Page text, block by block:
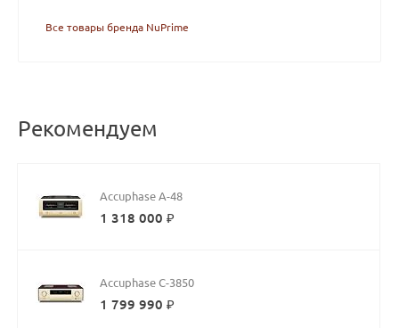
Все товары бренда NuPrime
Рекомендуем
Accuphase A-48
1 318 000 ₽
Accuphase C-3850
1 799 990 ₽